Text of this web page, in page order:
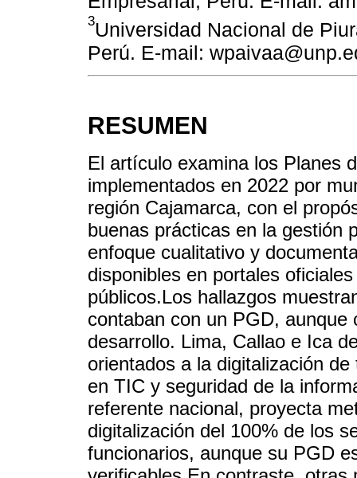
3Universidad Nacional de
Perú. E-mail:
RESUMEN
El artículo examina los Planes
implementados en 2022 por
región Cajamarca, con el
buenas prácticas en la gestión
enfoque cualitativo y
disponibles en portales
públicos.Los hallazgos
contaban con un PGD,
desarrollo. Lima, Callao e Ica
orientados a la digitalización
en TIC y seguridad de la
referente nacional, proyecta
digitalización del 100% de los
funcionarios, aunque su PGD